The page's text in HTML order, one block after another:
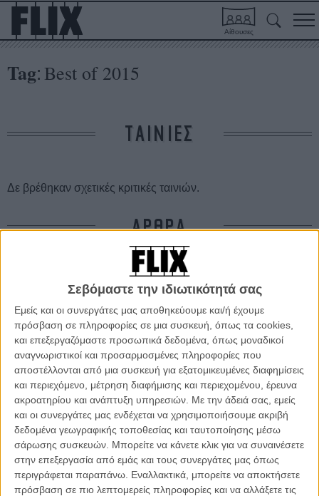
Σεβόμαστε την ιδιωτικότητά σας
Εμείς και οι συνεργάτες μας αποθηκεύουμε και/ή έχουμε
πρόσβαση σε πληροφορίες σε μια συσκευή, όπως τα cookies,
και επεξεργαζόμαστε προσωπικά δεδομένα, όπως μοναδικοί
αναγνωριστικοί και προσαρμοσμένες πληροφορίες που
αποστέλλονται από μια συσκευή για εξατομικευμένες διαφημίσεις
και περιεχόμενο, μέτρηση διαφήμισης και περιεχομένου, έρευνα
ακροατηρίου και ανάπτυξη υπηρεσιών. Με την άδειά σας, εμείς
και οι συνεργάτες μας ενδέχεται να χρησιμοποιήσουμε ακριβή
δεδομένα γεωγραφικής τοποθεσίας και ταυτοποίησης μέσω
σάρωσης συσκευών. Μπορείτε να κάνετε κλικ για να συναινέσετε
στην επεξεργασία από εμάς και τους συνεργάτες μας όπως
περιγράφεται παραπάνω. Εναλλακτικά, μπορείτε να αποκτήσετε
πρόσβαση σε πιο λεπτομερείς πληροφορίες και να αλλάξετε τις
Αίθουσες
Tag: Best of 2015
ΤΑΙΝΙΕΣ
Δε βρέθηκαν σχετικές κριτικές ταινιών.
ΑΡΘΡΑ
Τόσο χάλια! Το Variety ψηφίζει τις μεγαλύτερες
αποτυχίες του 2015!
26 ΝΟΕ 2015
Οι 20 καλύτερες ταινίες του 2015 σύμφωνα με το Sight &
Sound
27 ΝΟΕ 2015 Μανώλης Κρανάκης
Αυτές είναι οι 15 ταινίες που πάτωσαν στο παγκόσμιο
box-office το 2015
ΝΕΑ /29 ΝΟΕ 2015/ Μανώλης Κρανάκης
Αυτό είναι το (μέχρι στιγμής) καλύτερο βίντεο -
ανασκόπηση των ταινιών του 2015